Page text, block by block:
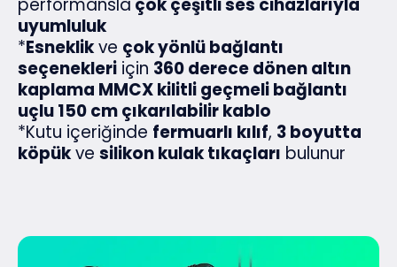
performansla çok çeşitli ses cihazlarıyla
uyumluluk
*Esneklikve çok yönlü bağlantı
seçenekleri için 360 derece dönen altın
kaplama MMCX kilitli geçmeli bağlantı
uçlu 150 cm çıkarılabilir kablo
*Kutu içeriğinde fermuarlı kılıf, 3 boyutta
köpükve silikon kulak tıkaçları bulunur